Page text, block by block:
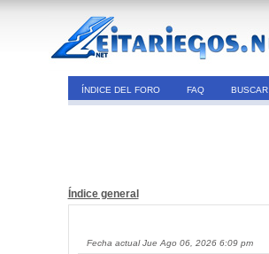
ÍNDICE DEL FORO FAQ BUSCAR
Índice general
Fecha actual Jue Ago 06, 2026 6:09 pm